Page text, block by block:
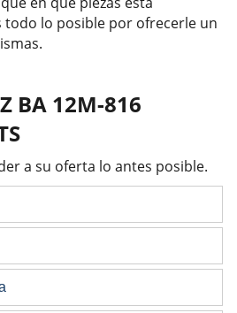
todo lo posible por ofrecerle un
BA 12M-816
a su oferta lo antes posible.